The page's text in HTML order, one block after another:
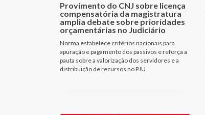
Provimento do CNJ sobre licença
compensatória da magistratura
amplia debate sobre prioridades
orçamentárias no Judiciário
Norma estabelece critérios nacionais para
apuração e pagamento dos passivos e reforça a
pauta sobre a valorização dos servidores e a
distribuição de recursos no PJU